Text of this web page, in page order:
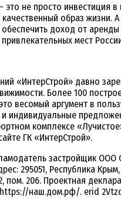
это не просто инвестиция в
качественный образ жизни.
доход от
привлекательных мест
«ИнтерСтрой» давно
Более 100
весомый аргумент в
индивидуальные
комплексе
ГК «ИнтерСтрой».
застройщик ООО
295051, Республика
пом. 206. Проектная
наш.дом.рф/. erid